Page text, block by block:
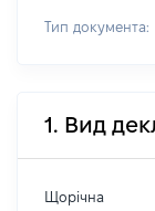
Тип документа:
1. Вид
Щорічна